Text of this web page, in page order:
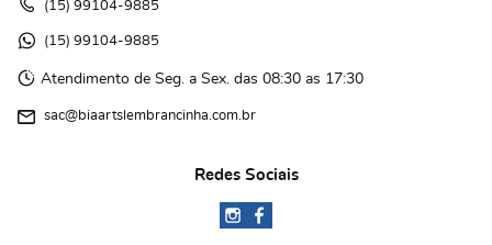
(15) 99104-9885
(15) 99104-9885
Atendimento de Seg. a Sex. das 08:30 as 17:30
sac@biaartslembrancinha.com.br
Redes Sociais